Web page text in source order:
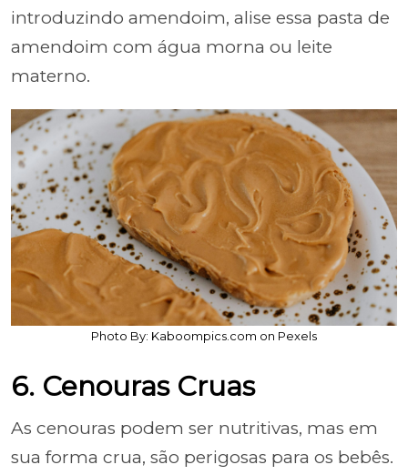
introduzindo amendoim, alise essa pasta de
amendoim com água morna ou leite
materno.
Photo By: Kaboompics.com on Pexels
6. Cenouras Cruas
As cenouras podem ser nutritivas, mas em
sua forma crua, são perigosas para os bebês.